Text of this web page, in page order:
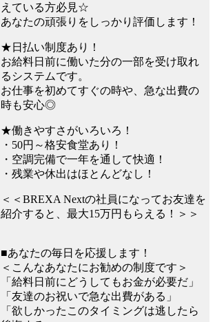
えている方必見☆
あなたの頑張りをしっかり評価します！
★日払い制度あり！
お給料日前に働いた分の一部を受け取れ
るシステムです。
お仕事を初めてすぐの時や、急な出費の
時も安心◎
★働きやすさがいろいろ！
・50円～格安食堂あり！
・空調完備で一年を通して快適！
・残業や休出はほとんどなし！
＜＜BREXA Nextの社員になってお友達を
紹介すると、最大15万円もらえる！＞＞
■あなたの毎日を応援します！
＜こんなあなたにお勧めの制度です＞
「給料日前にどうしてもお金が必要だ」
「友達のお祝いで急な出費がある」
「欲しかったこのタイミングは逃したら